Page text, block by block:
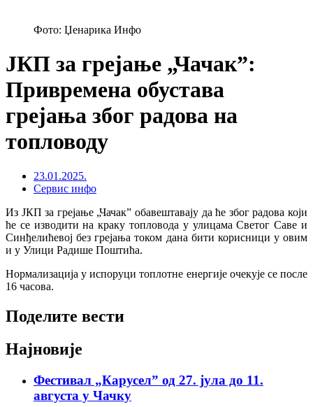
Фото: Џенарика Инфо
ЈКП за грејање „Чачак”:
Привремена обустава
грејања због радова на
топловоду
23.01.2025.
Сервис инфо
Из ЈКП за грејање „Чачак” обавештавају да ће због радова који
ће се изводити на краку топловода у улицама Светог Саве и
Синђелићевој без грејања током дана бити корисници у овим
и у Улици Радише Поштића.
Нормализација у испоруци топлотне енергије очекује се после
16 часова.
Поделите вести
Најновије
Фестивал „Карусел” од 27. јула до 11.
августа у Чачку